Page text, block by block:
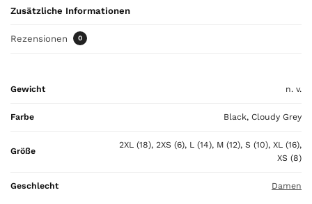
o
s
,
0
€
Zusätzliche Informationen
Rezensionen 0
Gewicht n. v.
Farbe Black, Cloudy Grey
Größe
2XL (18), 2XS (6), L (14), M (12), S (10), XL (16),
XS (8)
Geschlecht Damen